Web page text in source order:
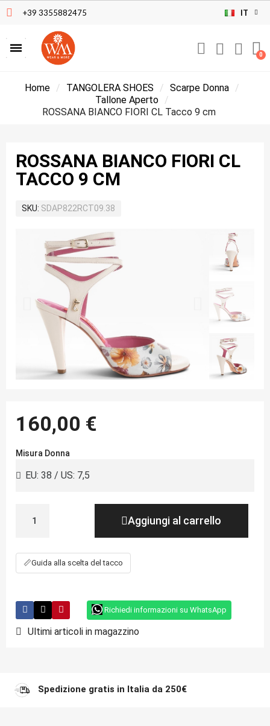
+39 3355882475 IT
Home TANGOLERA SHOES
Scarpe Donna
Tallone Aperto
ROSSANA BIANCO FIORI CL Tacco 9 cm
ROSSANA BIANCO FIORI CL
TACCO 9 CM
SKU SDAP822RCT09.38
160,00 €
Misura Donna
Aggiungi al carrello
📏Guida alla scelta del tacco
Richiedi informazioni su WhatsApp
Ultimi articoli in magazzino
Spedizione gratis in Italia da 250€